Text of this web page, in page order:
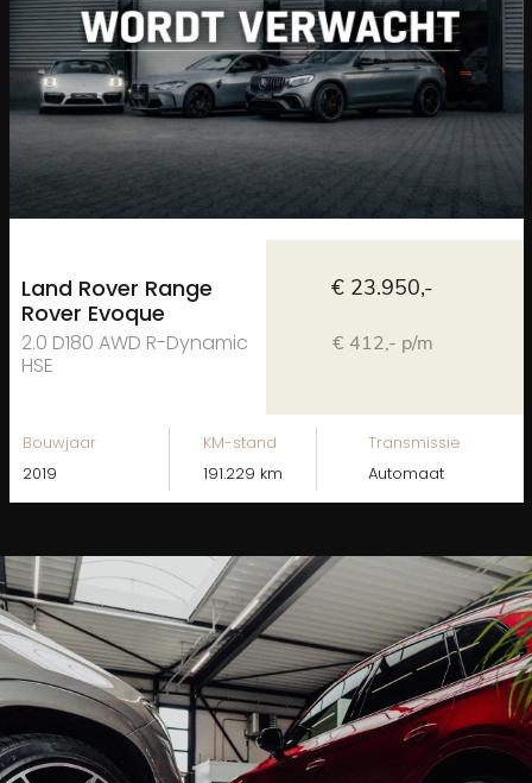
Land Rover Range
Rover Evoque
2.0 D180 AWD R-Dynamic
HSE
€ 23.950,-
€ 412,- p/m
Bouwjaar
2019
KM-stand
191.229 km
Transmissie
Automaat